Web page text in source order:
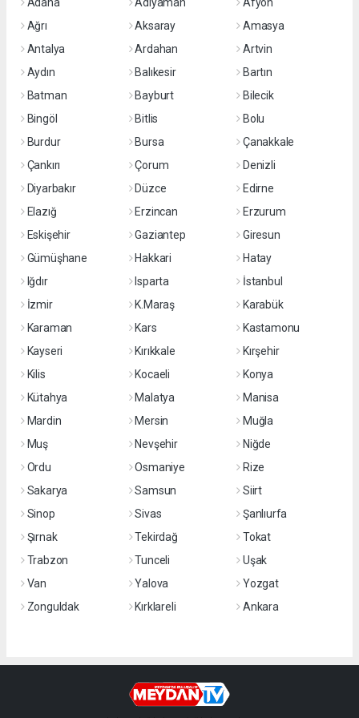
Ağrı
Aksaray
Amasya
Antalya
Ardahan
Artvin
Aydın
Balıkesir
Bartın
Batman
Bayburt
Bilecik
Bingöl
Bitlis
Bolu
Burdur
Bursa
Çanakkale
Çankırı
Çorum
Denizli
Diyarbakır
Düzce
Edirne
Elazığ
Erzincan
Erzurum
Eskişehir
Gaziantep
Giresun
Gümüşhane
Hakkari
Hatay
Iğdır
Isparta
İstanbul
İzmir
K.Maraş
Karabük
Karaman
Kars
Kastamonu
Kayseri
Kırıkkale
Kırşehir
Kilis
Kocaeli
Konya
Kütahya
Malatya
Manisa
Mardin
Mersin
Muğla
Muş
Nevşehir
Niğde
Ordu
Osmaniye
Rize
Sakarya
Samsun
Siirt
Sinop
Sivas
Şanlıurfa
Şırnak
Tekirdağ
Tokat
Trabzon
Tunceli
Uşak
Van
Yalova
Yozgat
Zonguldak
Kırklareli Ankara